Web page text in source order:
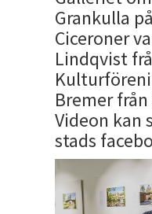
Grankulla
Ciceroner
Lindqvist
Bremer
Videon kan
stads